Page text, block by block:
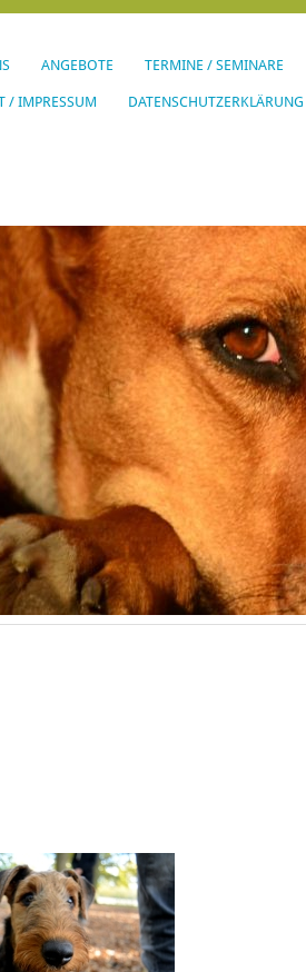
ANGEBOTE TERMINE / SEMINARE
/ IMPRESSUM DATENSCHUTZERKLÄRUNG